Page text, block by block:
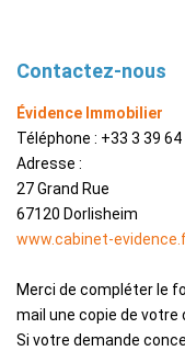
Contactez-nous
Évidence Immobilier
Téléphone : +33 3 39
Adresse :
27 Grand Rue
67120 Dorlisheim
www.cabinet-
Merci de compléter le
mail une copie de votre
Si votre demande